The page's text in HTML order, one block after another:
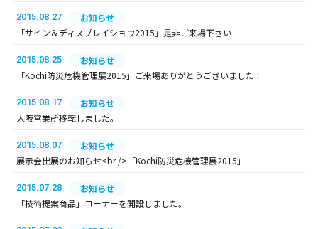
2015.08.27
お知らせ
「サイン＆ディスプレイショウ2015」是非ご来場下さい
2015.08.25
お知らせ
「Kochi防災危機管理展2015」ご来場ありがとうございました！
2015.08.17
お知らせ
大阪営業所移転しました。
2015.08.07
お知らせ
展示会出展のお知らせ<br />「Kochi防災危機管理展2015」
2015.07.28
お知らせ
「技術提案商品」コーナーを開設しました。